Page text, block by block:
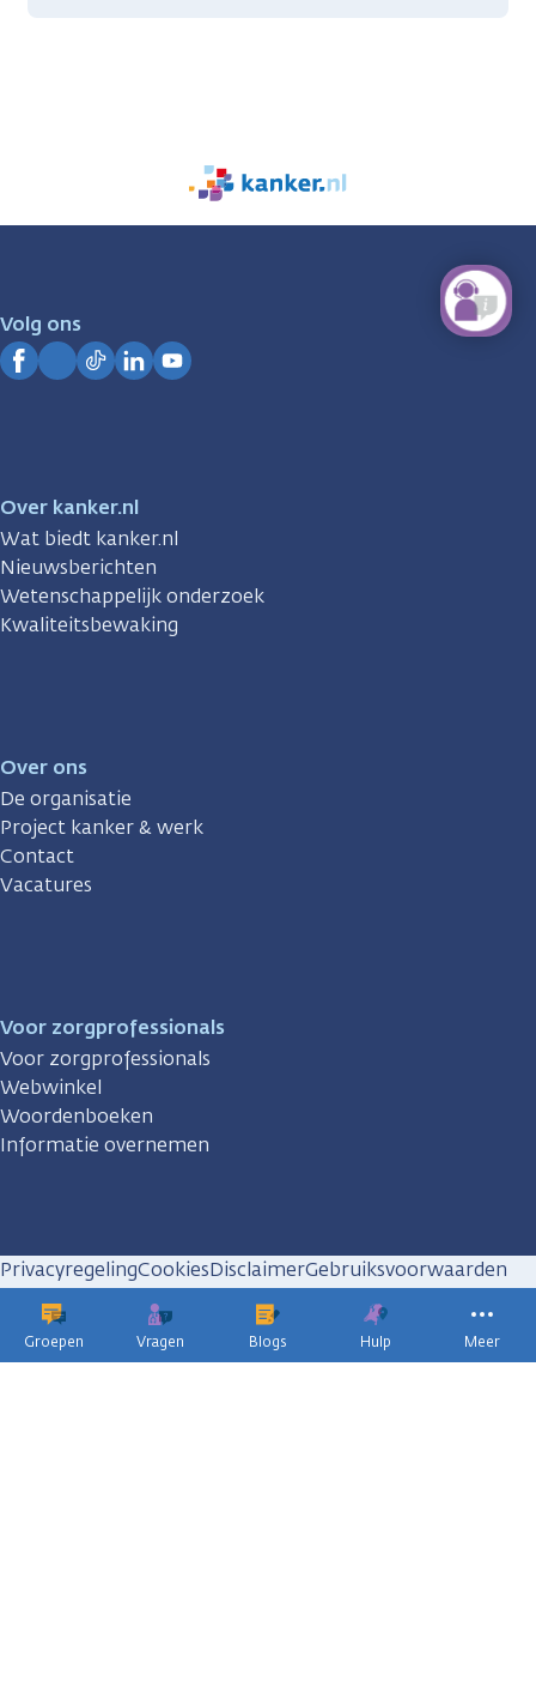
Groepen Vragen Blogs Hulp Meer
We
zijn
Volg ons
Over kanker.nl
Wat biedt kanker.nl
Nieuwsberichten
Wetenschappelijk onderzoek
Kwaliteitsbewaking
Over ons
De organisatie
Project kanker & werk
Contact
Vacatures
Voor zorgprofessionals
Voor zorgprofessionals
Webwinkel
Woordenboeken
Informatie overnemen
PrivacyregelingCookiesDisclaimerGebruiksvoorwaarden
Huisregels